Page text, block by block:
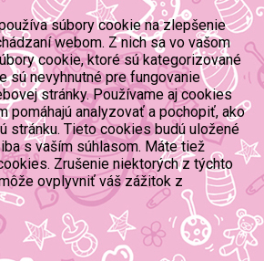
súbory cookie na zlepšenie
webom. Z nich sa vo vašom
cookie, ktoré sú kategorizované
sú nevyhnutné pre fungovanie
stránky. Používame aj cookies
pomáhajú analyzovať a pochopiť, ako
stránku. Tieto cookies budú uložené
s vaším súhlasom. Máte tiež
Zrušenie niektorých z týchto
ovplyvniť váš zážitok z